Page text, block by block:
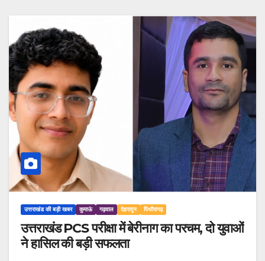
उत्तराखंड की बड़ी खबर कुमाऊं गढ़वाल देहरादून पिथौरागढ़
उत्तराखंड PCS परीक्षा में बेरीनाग का परचम, दो युवाओं
ने हासिल की बड़ी सफलता